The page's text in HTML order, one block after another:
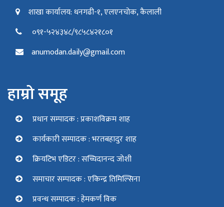
शाखा कार्यालय: धनगढी-१, एलएनचोक, कैलाली
०९१-५२४३४८/९८५८४२१८०१
anumodan.daily@gmail.com
हाम्रो समूह
प्रधान सम्पादक : प्रकाशविक्रम शाह
कार्यकारी सम्पादक : भरतबहादुर शाह
क्रियटिभ एडिटर : सच्चिदानन्द जोशी
समाचार सम्पादक : एकिन्द्र तिमिल्सिना
प्रवन्ध सम्पादक : हेमकर्ण विक